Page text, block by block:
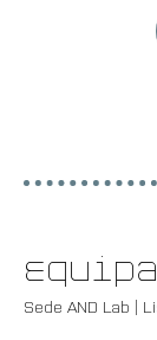
Sede AND Lab |